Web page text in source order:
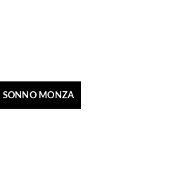
SONNO MONZA